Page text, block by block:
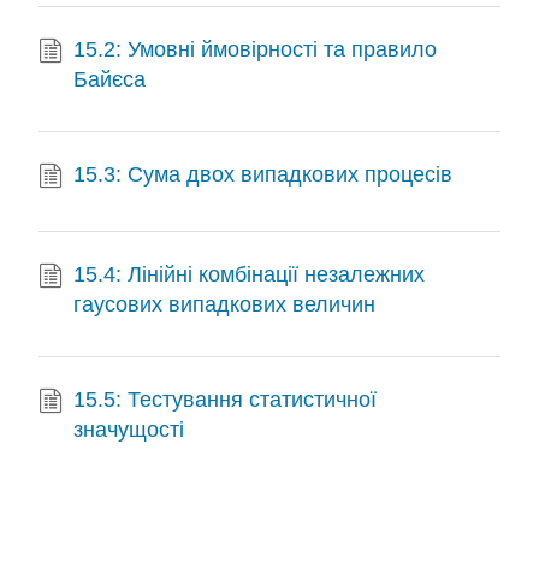
15.2: Умовні ймовірності та правило
Байєса
15.3: Сума двох випадкових процесів
15.4: Лінійні комбінації незалежних
гаусових випадкових величин
15.5: Тестування статистичної
значущості